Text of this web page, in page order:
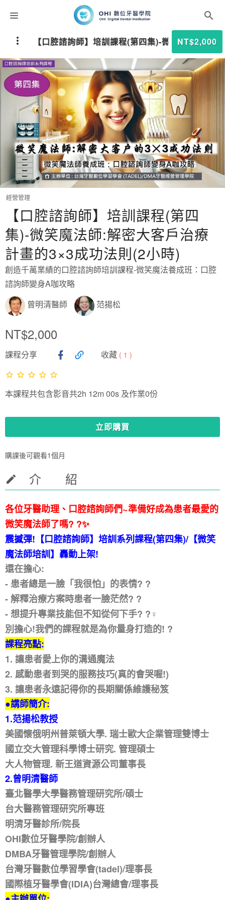
課程分類
師資團隊
聯絡我們
折扣碼
經營管理
【口腔諮詢師】培訓課程(第四
集)-微笑魔法師:解密大客戶治療
計畫的3×3成功法則(2小時)
創造千萬業績的口腔諮詢師培訓課程-微笑魔法養成班：口腔
諮詢師變身A咖攻略
曾明清醫師
范揚松
NT$2,000
課程分享 收藏 ( 1 )
本課程共包含影音共2h 12m 00s 及作業0份
立即購買
購課後可觀看1個月
【口腔諮詢師】培訓課程(第四集)-微笑魔法師:解
NT$2,000
介 紹
各位牙醫助理、口腔諮詢師們~準備好成為患者最愛的
微笑魔法師了嗎? ?✨
震撼彈!【口腔諮詢師】培訓系列課程(第四集)/【微笑
魔法師培訓】轟動上架!
還在擔心:
- 患者總是一臉「我很怕」的表情? ?
- 解釋治療方案時患者一臉茫然? ?
- 想提升專業技能但不知從何下手? ?‍♀️
別擔心!我們的課程就是為你量身打造的! ?
課程亮點:
1. 讓患者愛上你的溝通魔法
2. 感動患者到哭的服務技巧(真的會哭喔!)
3. 讓患者永遠記得你的長期關係維護秘笈
●講師簡介:
1.范揚松教授
美國懷俄明州普萊頓大學. 瑞士歐大企業管理雙博士
國立交大管理科學博士研究. 管理碩士
大人物管理. 新王道資源公司董事長
2.曾明清醫師
臺北醫學大學醫務管理研究所/碩士
台大醫務管理研究所專班
明清牙醫診所/院長
OHI數位牙醫學院/創辦人
DMBA牙醫管理學院/創辦人
台灣牙醫數位學習學會(tadel)/理事長
國際植牙醫學會(IDIA)台灣總會/理事長